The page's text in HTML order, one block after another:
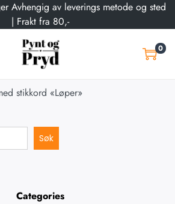
Avhengig av leverings metode og sted
| Frakt fra 80,-
0
stikkord «Løper»
Søk
Categories